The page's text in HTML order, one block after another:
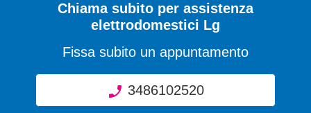
Chiama subito per assistenza
elettrodomestici Lg
Fissa subito un appuntamento
3486102520